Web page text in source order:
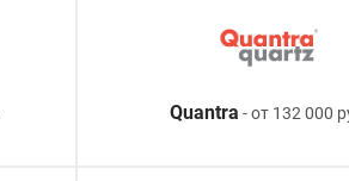
Quantra - от 132 000